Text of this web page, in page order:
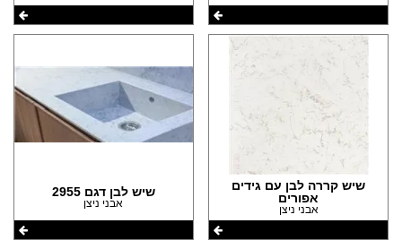
שיש קררה לבן עם גידים
אפורים
אבני ניצן
שיש לבן דגם 2955
אבני ניצן